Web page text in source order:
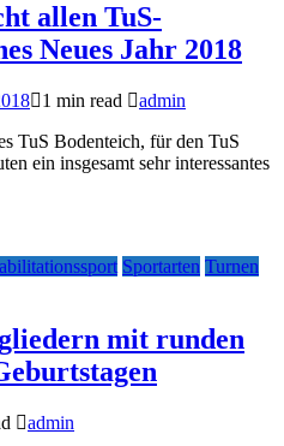
allen TuS-
Neues Jahr 2018
1 min read
admin
TuS Bodenteich, für den TuS
ein insgesamt sehr interessantes
Sportarten Turnen
mit runden
admin